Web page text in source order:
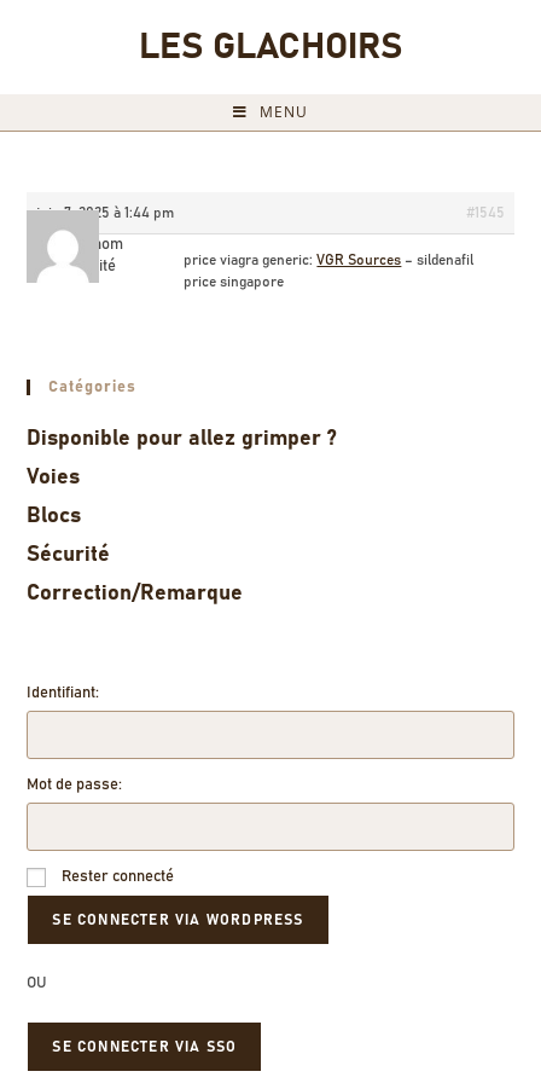
LES GLACHOIRS
MENU
juin 7, 2025 à 1:44 pm #1545
Briannom
Invité
price viagra generic:VGR Sources – sildenafil
price singapore
Catégories
Disponible pour allez grimper ?
Voies
Blocs
Sécurité
Correction/Remarque
Identifiant:
Mot de passe:
Rester connecté
OU
SE CONNECTER VIA SSO